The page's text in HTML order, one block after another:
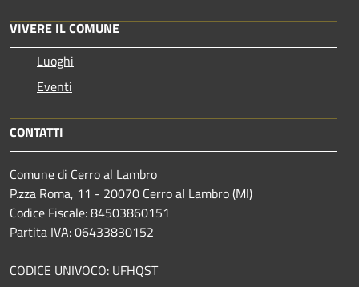
VIVERE IL COMUNE
Luoghi
Eventi
CONTATTI
Comune di Cerro al Lambro
P.zza Roma, 11 - 20070 Cerro al Lambro (MI)
Codice Fiscale: 84503860151
Partita IVA: 06433830152
CODICE UNIVOCO: UFHQST